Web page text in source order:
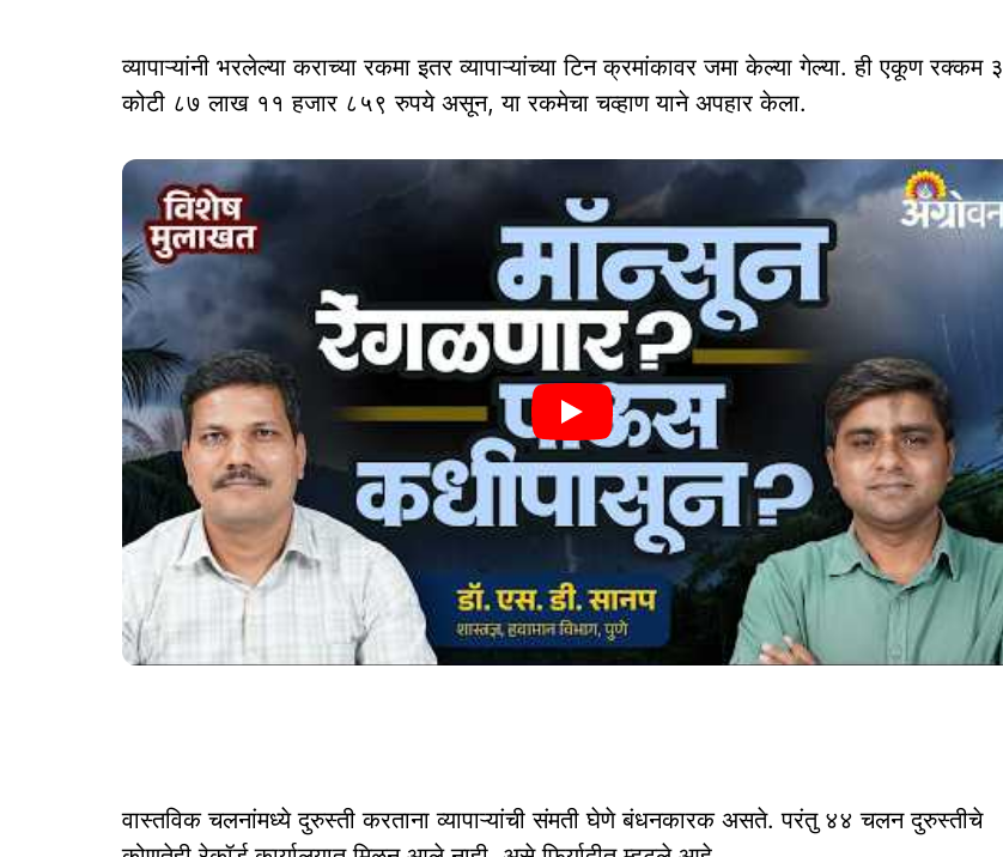
व्यापाऱ्यांनी भरलेल्या कराच्या रकमा इतर व्यापाऱ्यांच्या टिन क्रमांकावर जमा केल्या गेल्या. ही एकूण रक्कम ३
कोटी ८७ लाख ११ हजार ८५९ रुपये असून, या रकमेचा चव्हाण याने अपहार केला.
वास्तविक चलनांमध्ये दुरुस्ती करताना व्यापाऱ्यांची संमती घेणे बंधनकारक असते. परंतु ४४ चलन दुरुस्तीचे